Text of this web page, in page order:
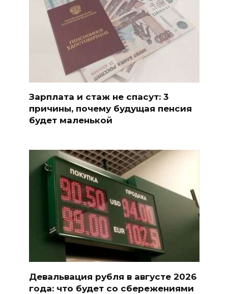
Зарплата и стаж не спасут: 3
причины, почему будущая пенсия
будет маленькой
Девальвация рубля в августе 2026
года: что будет со сбережениями